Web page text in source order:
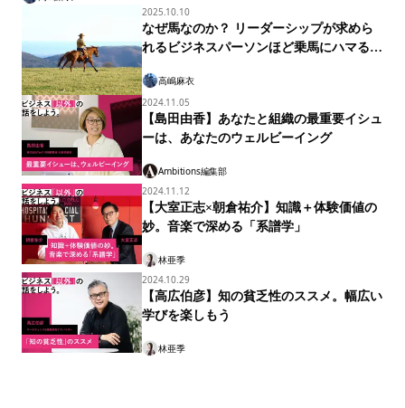
う。 そこで、後編ではより乗馬特有の理由を４つご紹介したいと思う。
2025.10.10
れるビジネスパーソンほど乗馬にハマる理
由ー前編
高嶋麻衣
2024.11.05
【島田由香】あなたと組織の最重要イシュ
ーは、あなたのウェルビーイング
Ambitions編集部
2024.11.12
【大室正志×朝倉祐介】知識＋体験価値の
妙。音楽で深める「系譜学」
林亜季
2024.10.29
【高広伯彦】知の貧乏性のススメ。幅広い
学びを楽しもう